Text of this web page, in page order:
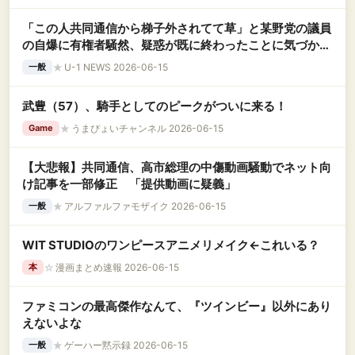
「この人共同通信から梯子外されてて草」と某野党の議員
の自爆に有権者騒然、疑惑が既に終わったことに気づかず
国会で追求しようとして……
一般 ★ U-1 NEWS 2026-06-15
武豊（57）、騎手としてのピークがついに来る！
Game ★ うまぴょいチャンネル 2026-06-15
【大悲報】共同通信、高市総理の中傷動画騒動でネット向
け記事を一部修正 「提供動画に疑義」
一般 ★ アルファルファモザイク 2026-06-15
WIT STUDIOのワンピースアニメリメイク←これいる？
本 ☆ 漫画まとめ速報 2026-06-15
ファミコンの最高傑作なんて、『ツインビー』以外にあり
えないよな
一般 ★ ゲーハー黙示録 2026-06-15